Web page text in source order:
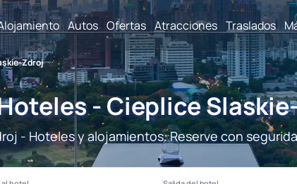
Autos Ofertas Atracciones Traslados
Zdroj
- Cieplice
- Hoteles y alojamientos. Reserve con